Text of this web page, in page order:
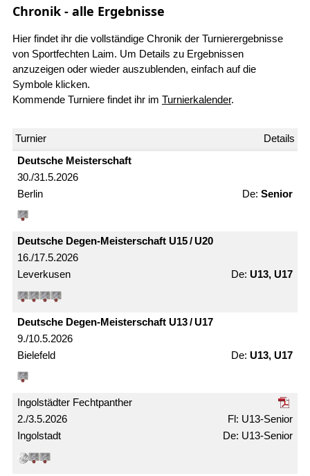
Chronik - alle Ergebnisse
Hier findet ihr die vollständige Chronik der Turnierergebnisse
von Sportfechten Laim. Um Details zu Ergebnissen
anzuzeigen oder wieder auszublenden, einfach auf die
Symbole klicken.
Kommende Turniere findet ihr im Turnierkalender.
30./31.5.2026
Deutsche Meister­schaft
Berlin Senior
16./17.5.2026
Deutsche Degen-Meister­schaft U15 / U20
Leverkusen U13, U17
9./10.5.2026
Deutsche Degen-Meister­schaft U13 / U17
Bielefeld U13, U17
2./3.5.2026
Ingolstädter Fechtpanther
Ingolstadt
U13-Senior
U13-Senior